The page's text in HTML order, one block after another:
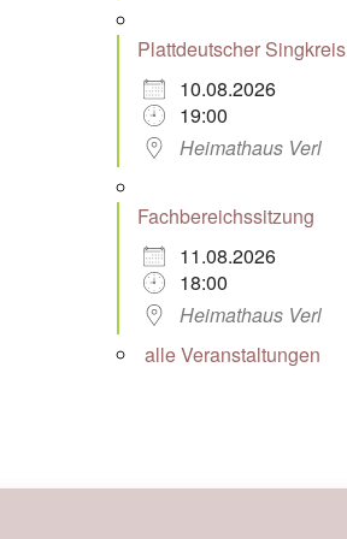
Plattdeutscher Singkreis
10.08.2026
19:00
Heimathaus Verl
Fachbereichssitzung
11.08.2026
18:00
Heimathaus Verl
alle Veranstaltungen